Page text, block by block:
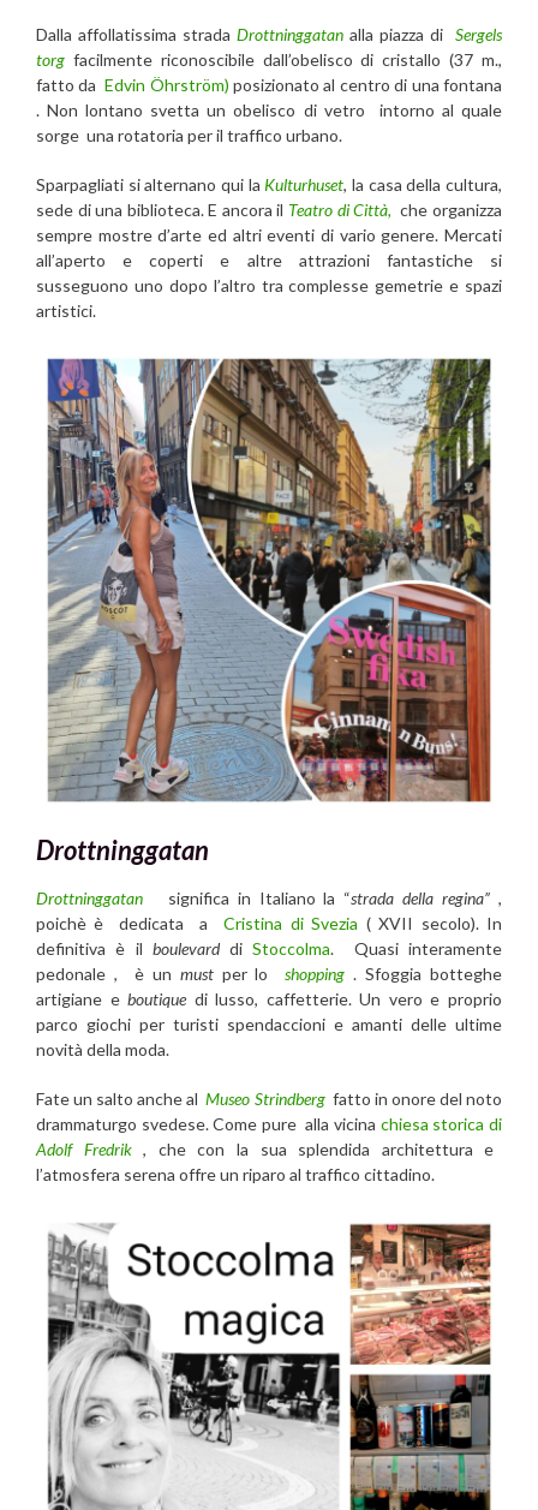
Dalla affollatissima strada Drottninggatan alla piazza di Sergels
torg facilmente riconoscibile dall’obelisco di cristallo (37 m.,
fatto daEdvin Öhrström)posizionato al centro di una fontana
. Non lontano svetta un obelisco di vetro intorno al quale
sorge una rotatoria per il traffico urbano.
Sparpagliati si alternano qui la Kulturhuset, la casa della cultura,
sede di una biblioteca. E ancora il Teatro di Città, che organizza
sempre mostre d’arte ed altri eventi di vario genere. Mercati
all’aperto e coperti e altre attrazioni fantastiche si
susseguono uno dopo l’altro tra complesse gemetrie e spazi
artistici.
Drottninggatan
Drottninggatan significa in Italiano la “strada della regina” ,
poichè è dedicata aCristina di Svezia ( XVII secolo). In
definitiva è il boulevard diStoccolma. Quasi interamente
pedonale , è un must per loshopping . Sfoggia botteghe
artigiane eboutique di lusso, caffetterie. Un vero e proprio
parco giochi per turisti spendaccioni e amanti delle ultime
novità della moda.
Fate un salto anche alMuseo Strindbergfatto in onore del noto
drammaturgo svedese. Come pure alla vicina chiesa storica di
Adolf Fredrik, che con la sua splendida architettura e
l’atmosfera serena offre un riparo al traffico cittadino.